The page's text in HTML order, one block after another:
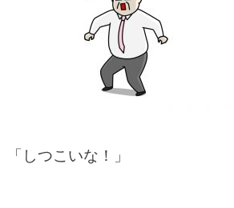
「しつこいな！」